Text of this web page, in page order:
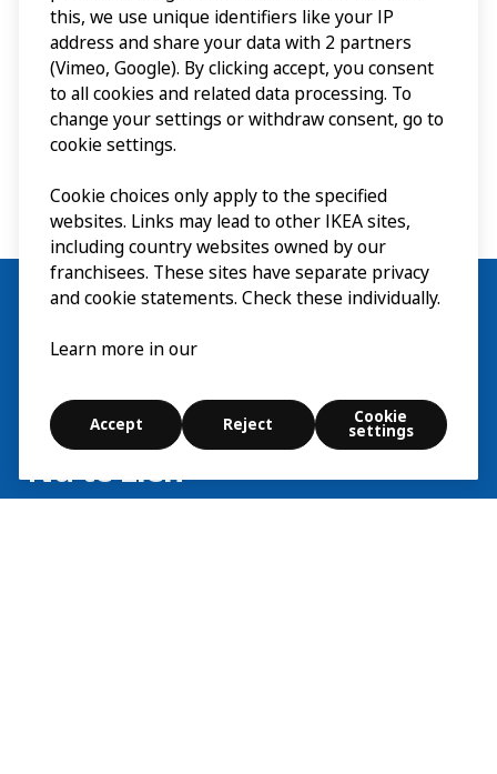
Het museum ᴱᴺ
Verkennen
Nu te zien
OverEN
this, we use unique identifiers like your IP
address and share your data with 2 partners
(Vimeo, Google). By clicking accept, you consent
to all cookies and related data processing. To
change your settings or withdraw consent, go to
cookie settings.
Cookie choices only apply to the specified
websites. Links may lead to other IKEA sites,
including country websites owned by our
franchisees. These sites have separate privacy
and cookie statements. Check these individually.
Learn more in our
Accept Reject Cookie
settings